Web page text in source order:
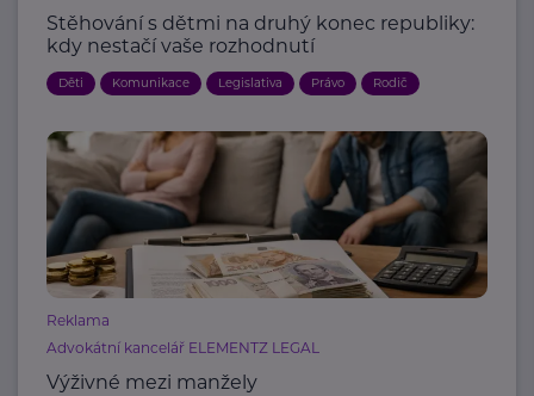
Stěhování s dětmi na druhý konec republiky:
kdy nestačí vaše rozhodnutí
Děti Komunikace Legislativa Právo Rodič
Reklama
Advokátní kancelář ELEMENTZ LEGAL
Výživné mezi manžely